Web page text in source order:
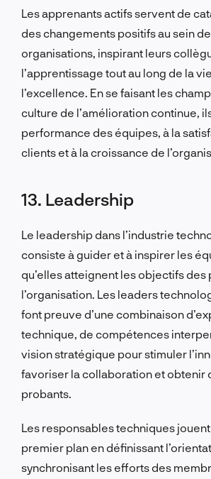
Les apprenants actifs servent de
des changements positifs au sein
organisations, inspirant leurs
l’apprentissage tout au long de la
l’excellence. En se faisant les
culture de l’amélioration continue,
performance des équipes, à la
clients et à la croissance de
13. Leadership
Le leadership dans l’industrie
consiste à guider et à inspirer les
qu’elles atteignent les objectifs des
l’organisation. Les leaders
font preuve d’une combinaison
technique, de compétences
vision stratégique pour stimuler
favoriser la collaboration et obtenir
probants.
Les responsables techniques
premier plan en définissant
synchronisant les efforts des